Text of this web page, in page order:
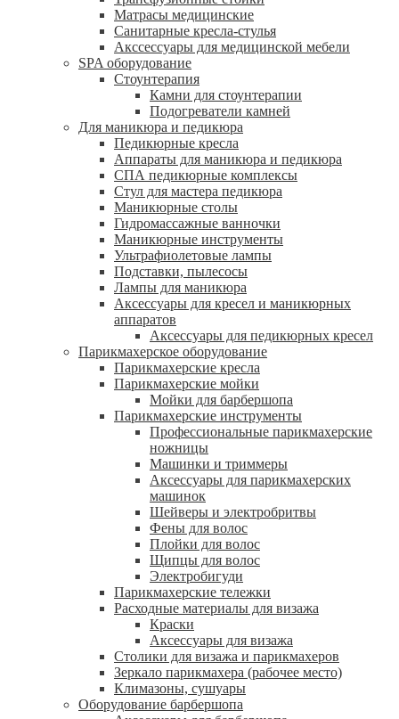
Матрасы медицинские
Санитарные кресла-стулья
Акссессуары для медицинской мебели
SPA оборудование
Стоунтерапия
Камни для стоунтерапии
Подогреватели камней
Для маникюра и педикюра
Педикюрные кресла
Аппараты для маникюра и педикюра
СПА педикюрные комплексы
Стул для мастера педикюра
Маникюрные столы
Гидромассажные ванночки
Маникюрные инструменты
Ультрафиолетовые лампы
Подставки, пылесосы
Лампы для маникюра
Аксессуары для кресел и маникюрных
аппаратов
Аксессуары для педикюрных кресел
Парикмахерское оборудование
Парикмахерские кресла
Парикмахерские мойки
Мойки для барбершопа
Парикмахерские инструменты
Профессиональные парикмахерские
ножницы
Машинки и триммеры
Аксессуары для парикмахерских
машинок
Шейверы и электробритвы
Фены для волос
Плойки для волос
Щипцы для волос
Электробигуди
Парикмахерские тележки
Расходные материалы для визажа
Краски
Аксессуары для визажа
Столики для визажа и парикмахеров
Зеркало парикмахера (рабочее место)
Климазоны, сушуары
Оборудование барбершопа